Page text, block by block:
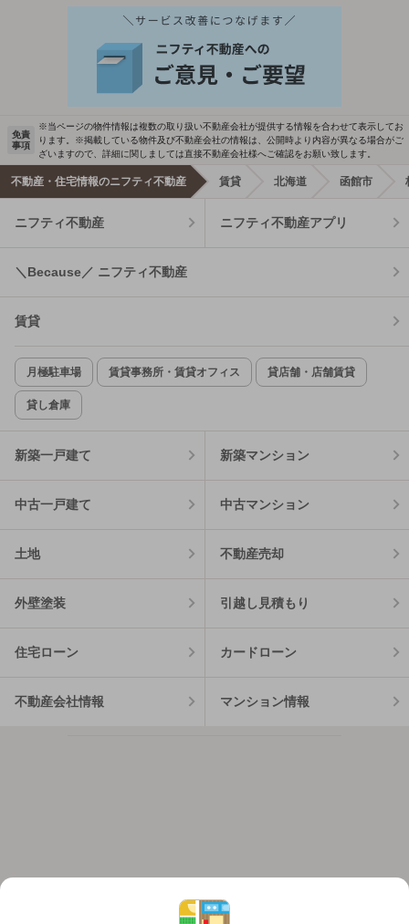
免責
事項
※当ページの物件情報は複数の取り扱い不動産会社が提供する情報を合わせて表示してお
ります。※掲載している物件及び不動産会社の情報は、公開時より内容が異なる場合がご
ざいますので、詳細に関しましては直接不動産会社様へご確認をお願い致します。
不動産・住宅情報のニフティ不動産 賃貸 北海道 函館市
ニフティ不動産 ニフティ不動産アプリ
＼Because／ ニフティ不動産
賃貸
月極駐車場 賃貸事務所・賃貸オフィス 貸店舗・店舗賃貸
貸し倉庫
新築一戸建て 新築マンション
中古一戸建て 中古マンション
土地 不動産売却
外壁塗装 引越し見積もり
住宅ローン カードローン
不動産会社情報 マンション情報